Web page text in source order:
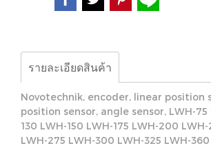
รายละเอียดสินค้า
Novotechnik, encoder, linear position
position sensor, angle sensor, LWH-75
130 LWH-150 LWH-175 LWH-200
LWH-275 LWH-300 LWH-325 LWH-